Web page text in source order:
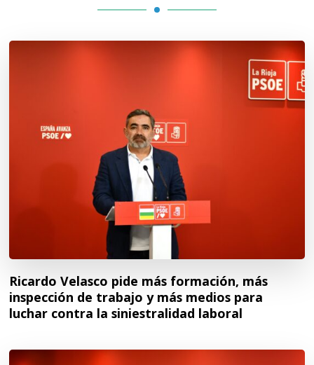
Ricardo Velasco pide más formación, más
inspección de trabajo y más medios para
luchar contra la siniestralidad laboral